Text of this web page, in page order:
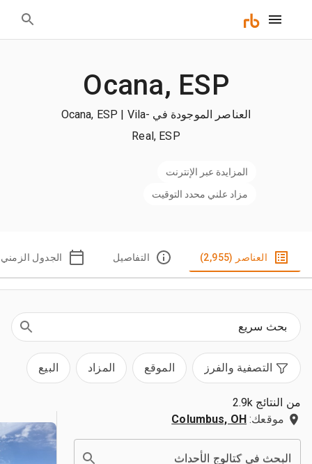
Ocana, ESP
العناصر الموجودة في Ocana, ESP | Vila-
Real, ESP
المزايدة عبر الإنترنت
مزاد علني محدد التوقيت
العناصر (2,955) التفاصيل الجدول الزمني
التصفية والفرز الموقع المزاد البيع
من النتائج 2.9k
موقعك: Columbus, OH
البحث في كتالوج الأحداث